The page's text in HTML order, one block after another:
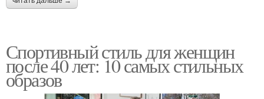
Спортивный стиль для женщин
после 40 лет: 10 самых стильных
образов